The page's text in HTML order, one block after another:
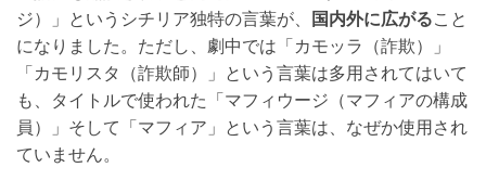
ジ）」というシチリア独特の言葉が、
国内外に広がること
になりました。ただし、劇中では「カモッラ（詐欺）」
「カモリスタ（詐欺師）」という言葉は多用されてはいて
も、タイトルで使われた「マフィウージ（マフィアの構成
員）」そして「マフィア」という言葉は、なぜか使用され
ていません。